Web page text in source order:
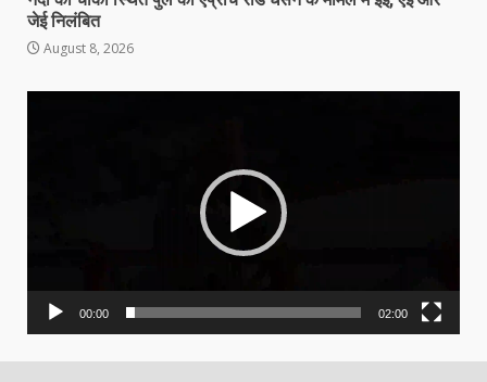
जेई निलंबित
August 8, 2026
00:00 02:00